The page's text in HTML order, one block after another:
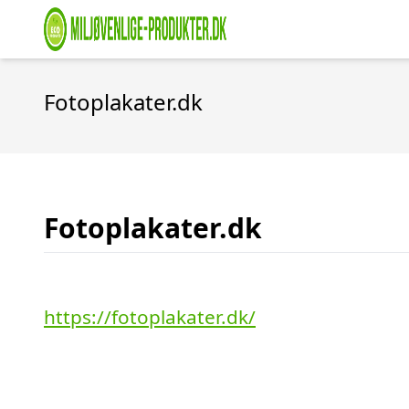
Fotoplakater.dk
Fotoplakater.dk
https://fotoplakater.dk/